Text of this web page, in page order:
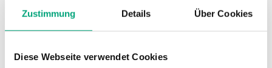
Zustimmung Details Über Cookies
Diese Webseite verwendet Cookies
Umgebungsfeuchte
0…95 % RH